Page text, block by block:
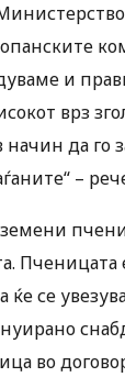
и
врз
начин да го
–
Пченицата
ќе се
во